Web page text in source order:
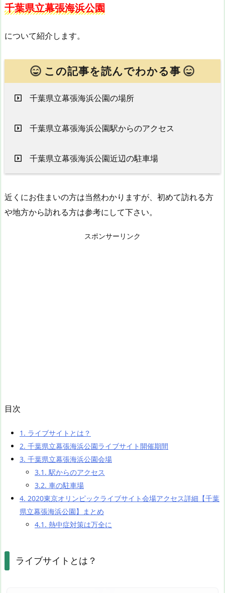
千葉県立幕張海浜公園
について紹介します。
この記事を読んでわかる事
千葉県立幕張海浜公園の場所
千葉県立幕張海浜公園駅からのアクセス
千葉県立幕張海浜公園近辺の駐車場
近くにお住まいの方は当然わかりますが、初めて訪れる方
や地方から訪れる方は参考にして下さい。
スポンサーリンク
目次
1. ライブサイトとは？
2. 千葉県立幕張海浜公園ライブサイト開催期間
3. 千葉県立幕張海浜公園会場
3.1. 駅からのアクセス
3.2. 車の駐車場
4. 2020東京オリンピックライブサイト会場アクセス詳細【千葉
県立幕張海浜公園】まとめ
4.1. 熱中症対策は万全に
ライブサイトとは？